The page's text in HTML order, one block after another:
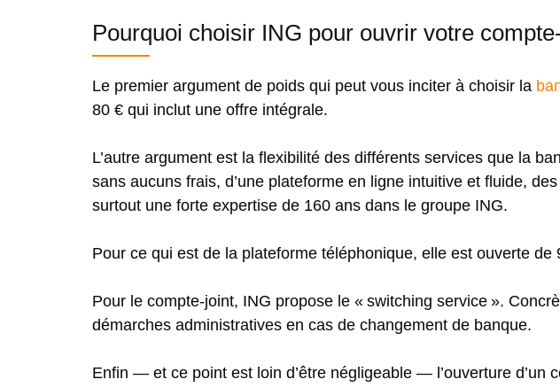
Pourquoi choisir ING pour ouvrir votre
Le premier argument de poids qui peut vous inciter à choisir la
80 € qui inclut une offre intégrale.
L’autre argument est la flexibilité des différents services que la
sans aucuns frais, d’une plateforme en ligne intuitive et fluide,
surtout une forte expertise de 160 ans dans le groupe ING.
Pour ce qui est de la plateforme téléphonique, elle est ouverte de
Pour le compte-joint, ING propose le « switching service ».
démarches administratives en cas de changement de banque.
Enfin — et ce point est loin d’être négligeable — l’ouverture